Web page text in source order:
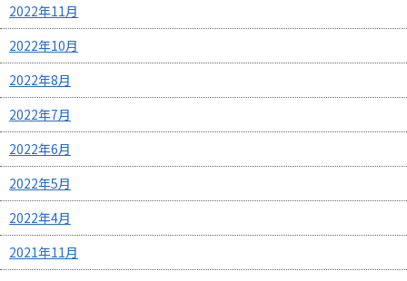
2022年11月
2022年10月
2022年8月
2022年7月
2022年6月
2022年5月
2022年4月
2021年11月